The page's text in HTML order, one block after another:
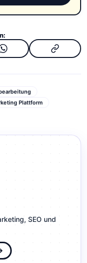
Plattform
SEO und